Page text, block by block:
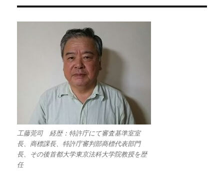
工藤莞司 経歴：特許庁にて審査基準室室
長、商標課長、特許庁審判部商標代表部門
長、その後首都大学東京法科大学院教授を歴
任